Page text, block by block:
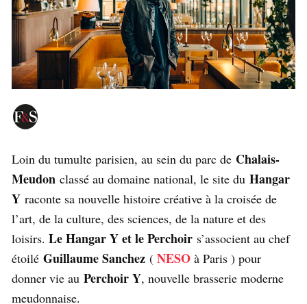
Loin du tumulte parisien, au sein du parc de Chalais-
Meudon classé au domaine national, le site du Hangar
Y raconte sa nouvelle histoire créative à la croisée de
l’art, de la culture, des sciences, de la nature et des
loisirs. Le Hangar Y et le Perchoir s’associent au chef
étoilé Guillaume Sanchez ( NESO à Paris ) pour
donner vie au Perchoir Y, nouvelle brasserie moderne
meudonnaise.